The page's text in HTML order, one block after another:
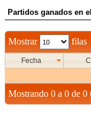
Partidos ganados en
Mostrar filas
Fecha
Mostrando 0 a 0 de 0